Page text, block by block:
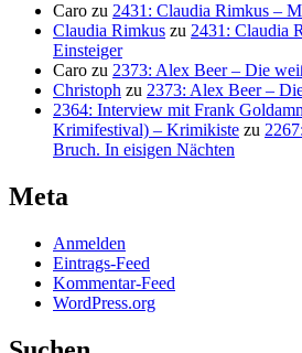
Caro zu 2431: Claudia Rimkus –
Claudia Rimkus zu 2431: Claudia
Einsteiger
Caro zu 2373: Alex Beer – Die
Christoph zu 2373: Alex Beer –
2364: Interview mit Frank
Krimifestival) – Krimikiste zu
Bruch. In eisigen Nächten
Meta
Anmelden
Eintrags-Feed
Kommentar-Feed
WordPress.org